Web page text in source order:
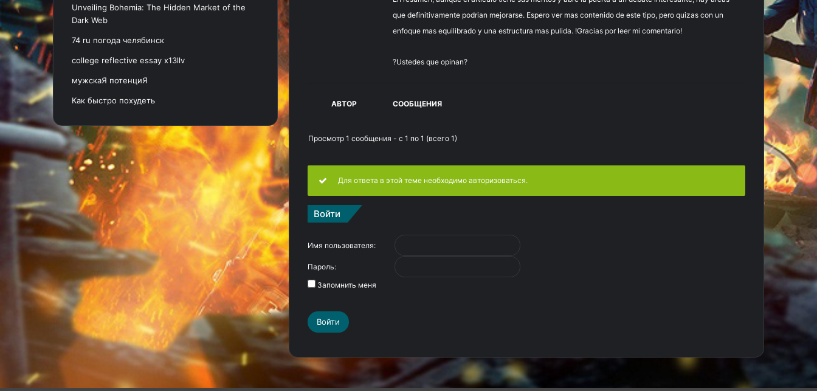
que definitivamente podrian mejorarse. Espero ver mas contenido de este tipo, pero quizas con un
enfoque mas equilibrado y una estructura mas pulida. !Gracias por leer mi comentario!
?Ustedes que opinan?
АВТОР СООБЩЕНИЯ
Просмотр 1 сообщения - с 1 по 1 (всего 1)
Для ответа в этой теме необходимо авторизоваться.
Войти
Имя пользователя:
Пароль:
Запомнить меня
Войти
Unveiling Bohemia: The Hidden Market of the
Dark Web
74 ru погода челябинск
college reflective essay x13llv
мужскаЯ потенциЯ
Как быстро похудеть